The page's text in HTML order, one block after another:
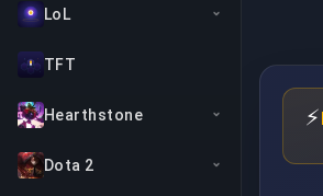
LoL
TFT
Hearthstone
Dota 2
⚡